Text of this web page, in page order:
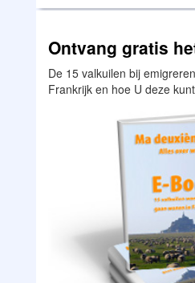
Ontvang gratis
De 15 valkuilen bij
Frankrijk en hoe U deze